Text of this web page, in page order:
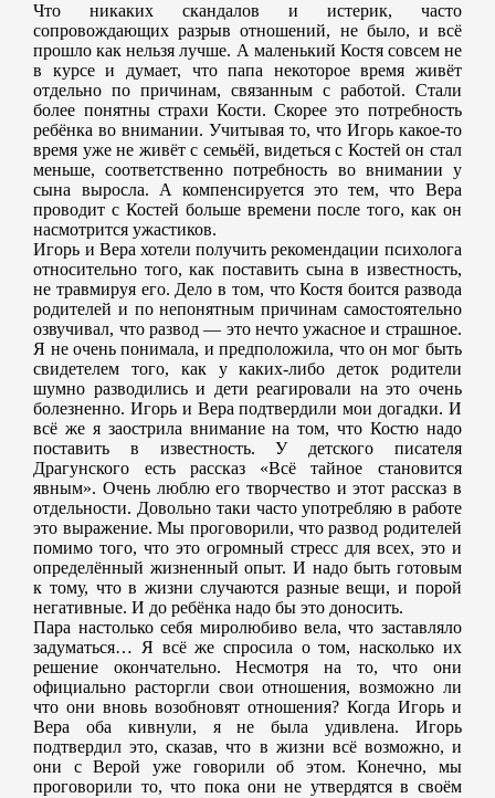
Что никаких скандалов и истерик, часто
сопровождающих разрыв отношений, не было, и всё
прошло как нельзя лучше. А маленький Костя совсем не
в курсе и думает, что папа некоторое время живёт
отдельно по причинам, связанным с работой. Стали
более понятны страхи Кости. Скорее это потребность
ребёнка во внимании. Учитывая то, что Игорь какое-то
время уже не живёт с семьёй, видеться с Костей он стал
меньше, соответственно потребность во внимании у
сына выросла. А компенсируется это тем, что Вера
проводит с Костей больше времени после того, как он
насмотрится ужастиков.
Игорь и Вера хотели получить рекомендации психолога
относительно того, как поставить сына в известность,
не травмируя его. Дело в том, что Костя боится развода
родителей и по непонятным причинам самостоятельно
озвучивал, что развод — это нечто ужасное и страшное.
Я не очень понимала, и предположила, что он мог быть
свидетелем того, как у каких-либо деток родители
шумно разводились и дети реагировали на это очень
болезненно. Игорь и Вера подтвердили мои догадки. И
всё же я заострила внимание на том, что Костю надо
поставить в известность. У детского писателя
Драгунского есть рассказ «Всё тайное становится
явным». Очень люблю его творчество и этот рассказ в
отдельности. Довольно таки часто употребляю в работе
это выражение. Мы проговорили, что развод родителей
помимо того, что это огромный стресс для всех, это и
определённый жизненный опыт. И надо быть готовым
к тому, что в жизни случаются разные вещи, и порой
негативные. И до ребёнка надо бы это доносить.
Пара настолько себя миролюбиво вела, что заставляло
задуматься… Я всё же спросила о том, насколько их
решение окончательно. Несмотря на то, что они
официально расторгли свои отношения, возможно ли
что они вновь возобновят отношения? Когда Игорь и
Вера оба кивнули, я не была удивлена. Игорь
подтвердил это, сказав, что в жизни всё возможно, и
они с Верой уже говорили об этом. Конечно, мы
проговорили то, что пока они не утвердятся в своём